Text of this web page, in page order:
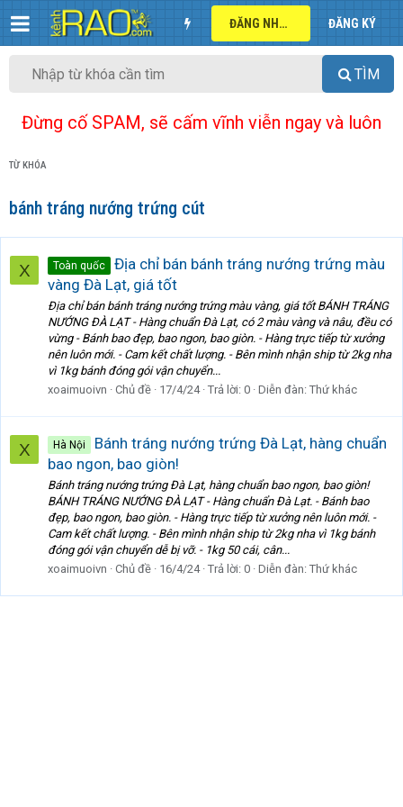
ĐĂNG NHẬP ĐĂNG KÝ
TÌM
Đừng cố SPAM, sẽ cấm vĩnh viễn ngay và luôn
TỪ KHÓA
bánh tráng nướng trứng cút
X Toàn quốc
Địa chỉ bán bánh tráng nướng trứng màu
vàng Đà Lạt, giá tốt
Địa chỉ bán bánh tráng nướng trứng màu vàng, giá tốt BÁNH TRÁNG
NƯỚNG ĐÀ LẠT - Hàng chuẩn Đà Lạt, có 2 màu vàng và nâu, đều có
vừng - Bánh bao đẹp, bao ngon, bao giòn. - Hàng trực tiếp từ xưởng
nên luôn mới. - Cam kết chất lượng. - Bên mình nhận ship từ 2kg nha
vì 1kg bánh đóng gói vận chuyển...
xoaimuoivn
Chủ đề 17/4/24 Trả lời: 0 Diễn đàn: Thứ khác
X Hà Nội
Bánh tráng nướng trứng Đà Lạt, hàng chuẩn
bao ngon, bao giòn!
Bánh tráng nướng trứng Đà Lạt, hàng chuẩn bao ngon, bao giòn!
BÁNH TRÁNG NƯỚNG ĐÀ LẠT - Hàng chuẩn Đà Lạt. - Bánh bao
đẹp, bao ngon, bao giòn. - Hàng trực tiếp từ xưởng nên luôn mới. -
Cam kết chất lượng. - Bên mình nhận ship từ 2kg nha vì 1kg bánh
đóng gói vận chuyển dễ bị vỡ. - 1kg 50 cái, cân...
xoaimuoivn
Chủ đề 16/4/24 Trả lời: 0 Diễn đàn: Thứ khác